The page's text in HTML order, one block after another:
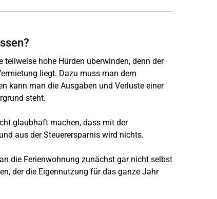
hohe Hürden überwinden, denn der
liegt. Dazu muss man dem
kann man die Ausgaben und Verluste einer
steht.
glaubhaft machen, dass mit der
aus der Steuerersparnis wird nichts.
die Ferienwohnung zunächst gar nicht selbst
der die Eigennutzung für das ganze Jahr